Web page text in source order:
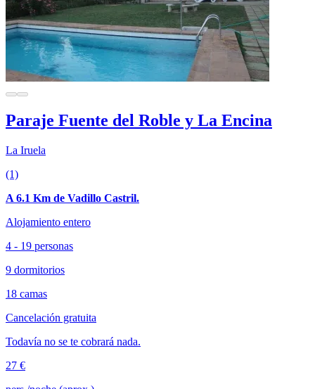
Paraje Fuente del Roble y La Encina
La Iruela
(1)
A 6.1 Km de Vadillo Castril.
Alojamiento entero
4 - 19 personas
9 dormitorios
18 camas
Cancelación gratuita
Todavía no se te cobrará nada.
27 €